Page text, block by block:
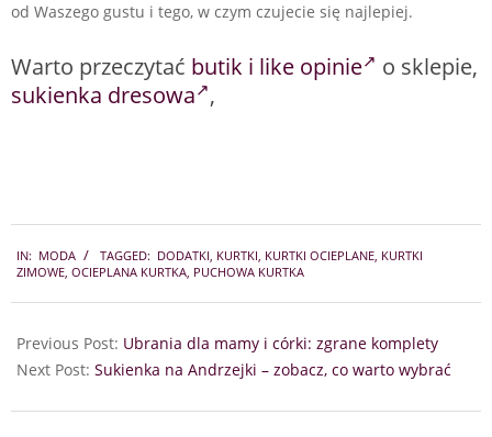
od Waszego gustu i tego, w czym czujecie się najlepiej.
Warto przeczytać butik i like opinie
o sklepie,
sukienka dresowa ,
11-
IN: MODA TAGGED: DODATKI, KURTKI, KURTKI OCIEPLANE, KURTKI
ZIMOWE, OCIEPLANA KURTKA, PUCHOWA KURTKA
Previous Post: Ubrania dla mamy i córki: zgrane komplety
Next Post: Sukienka na Andrzejki – zobacz, co warto wybrać